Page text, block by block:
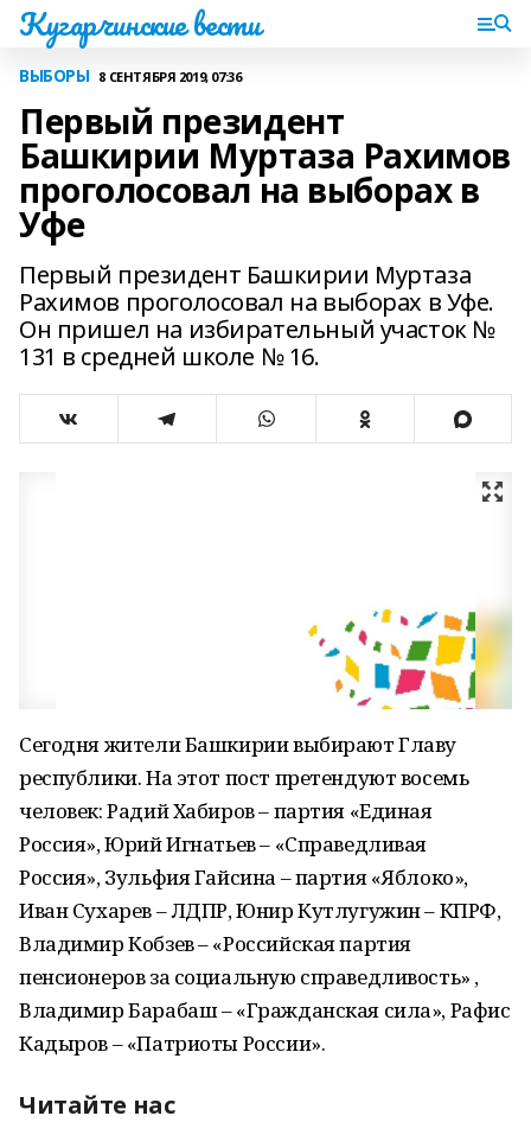
Кугарчинские вести
ВЫБОРЫ 8 СЕНТЯБРЯ 2019, 07:36
Первый президент
Башкирии Муртаза Рахимов
проголосовал на выборах в
Уфе
Первый президент Башкирии Муртаза
Рахимов проголосовал на выборах в Уфе.
Он пришел на избирательный участок №
131 в средней школе № 16.
Сегодня жители Башкирии выбирают Главу
республики. На этот пост претендуют восемь
человек: Радий Хабиров – партия «Единая
Россия», Юрий Игнатьев – «Справедливая
Россия», Зульфия Гайсина – партия «Яблоко»,
Иван Сухарев – ЛДПР, Юнир Кутлугужин – КПРФ,
Владимир Кобзев – «Российская партия
пенсионеров за социальную справедливость» ,
Владимир Барабаш – «Гражданская сила», Рафис
Кадыров – «Патриоты России».
Читайте нас